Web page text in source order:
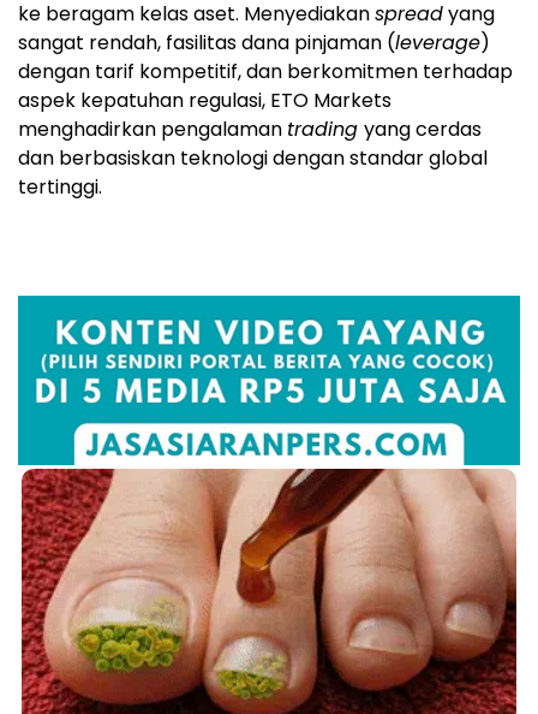
ke beragam kelas aset. Menyediakanspreadyang
sangat rendah, fasilitas dana pinjaman (leverage)
dengan tarif kompetitif, dan berkomitmen terhadap
aspek kepatuhan regulasi, ETO Markets
menghadirkan pengalaman trading yang cerdas
dan berbasiskan teknologi dengan standar global
tertinggi.